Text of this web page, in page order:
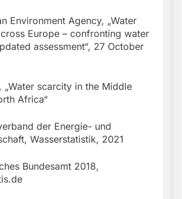
Environment Agency, „Water
Europe – confronting water
assessment“, 27 October
„Water scarcity in the Middle
Africa“
der Energie- und
Wasserstatistik, 2021
Bundesamt 2018,